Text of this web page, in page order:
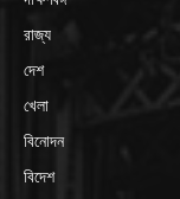
রাজ্য
দেশ
খেলা
বিনোদন
বিদেশ